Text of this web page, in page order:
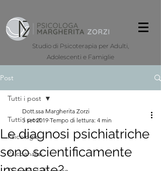
Studio di Psicoterapia per Adulti,
Adolescenti e Famiglie
Post
Tutti i post
Psicologia
Psicoanalisi
Tutti i post
Le diagnosi psichiatriche
sono scientificamente
Dott.ssa Margherita Zorzi
5 set 2019 Tempo di lettura: 4 min